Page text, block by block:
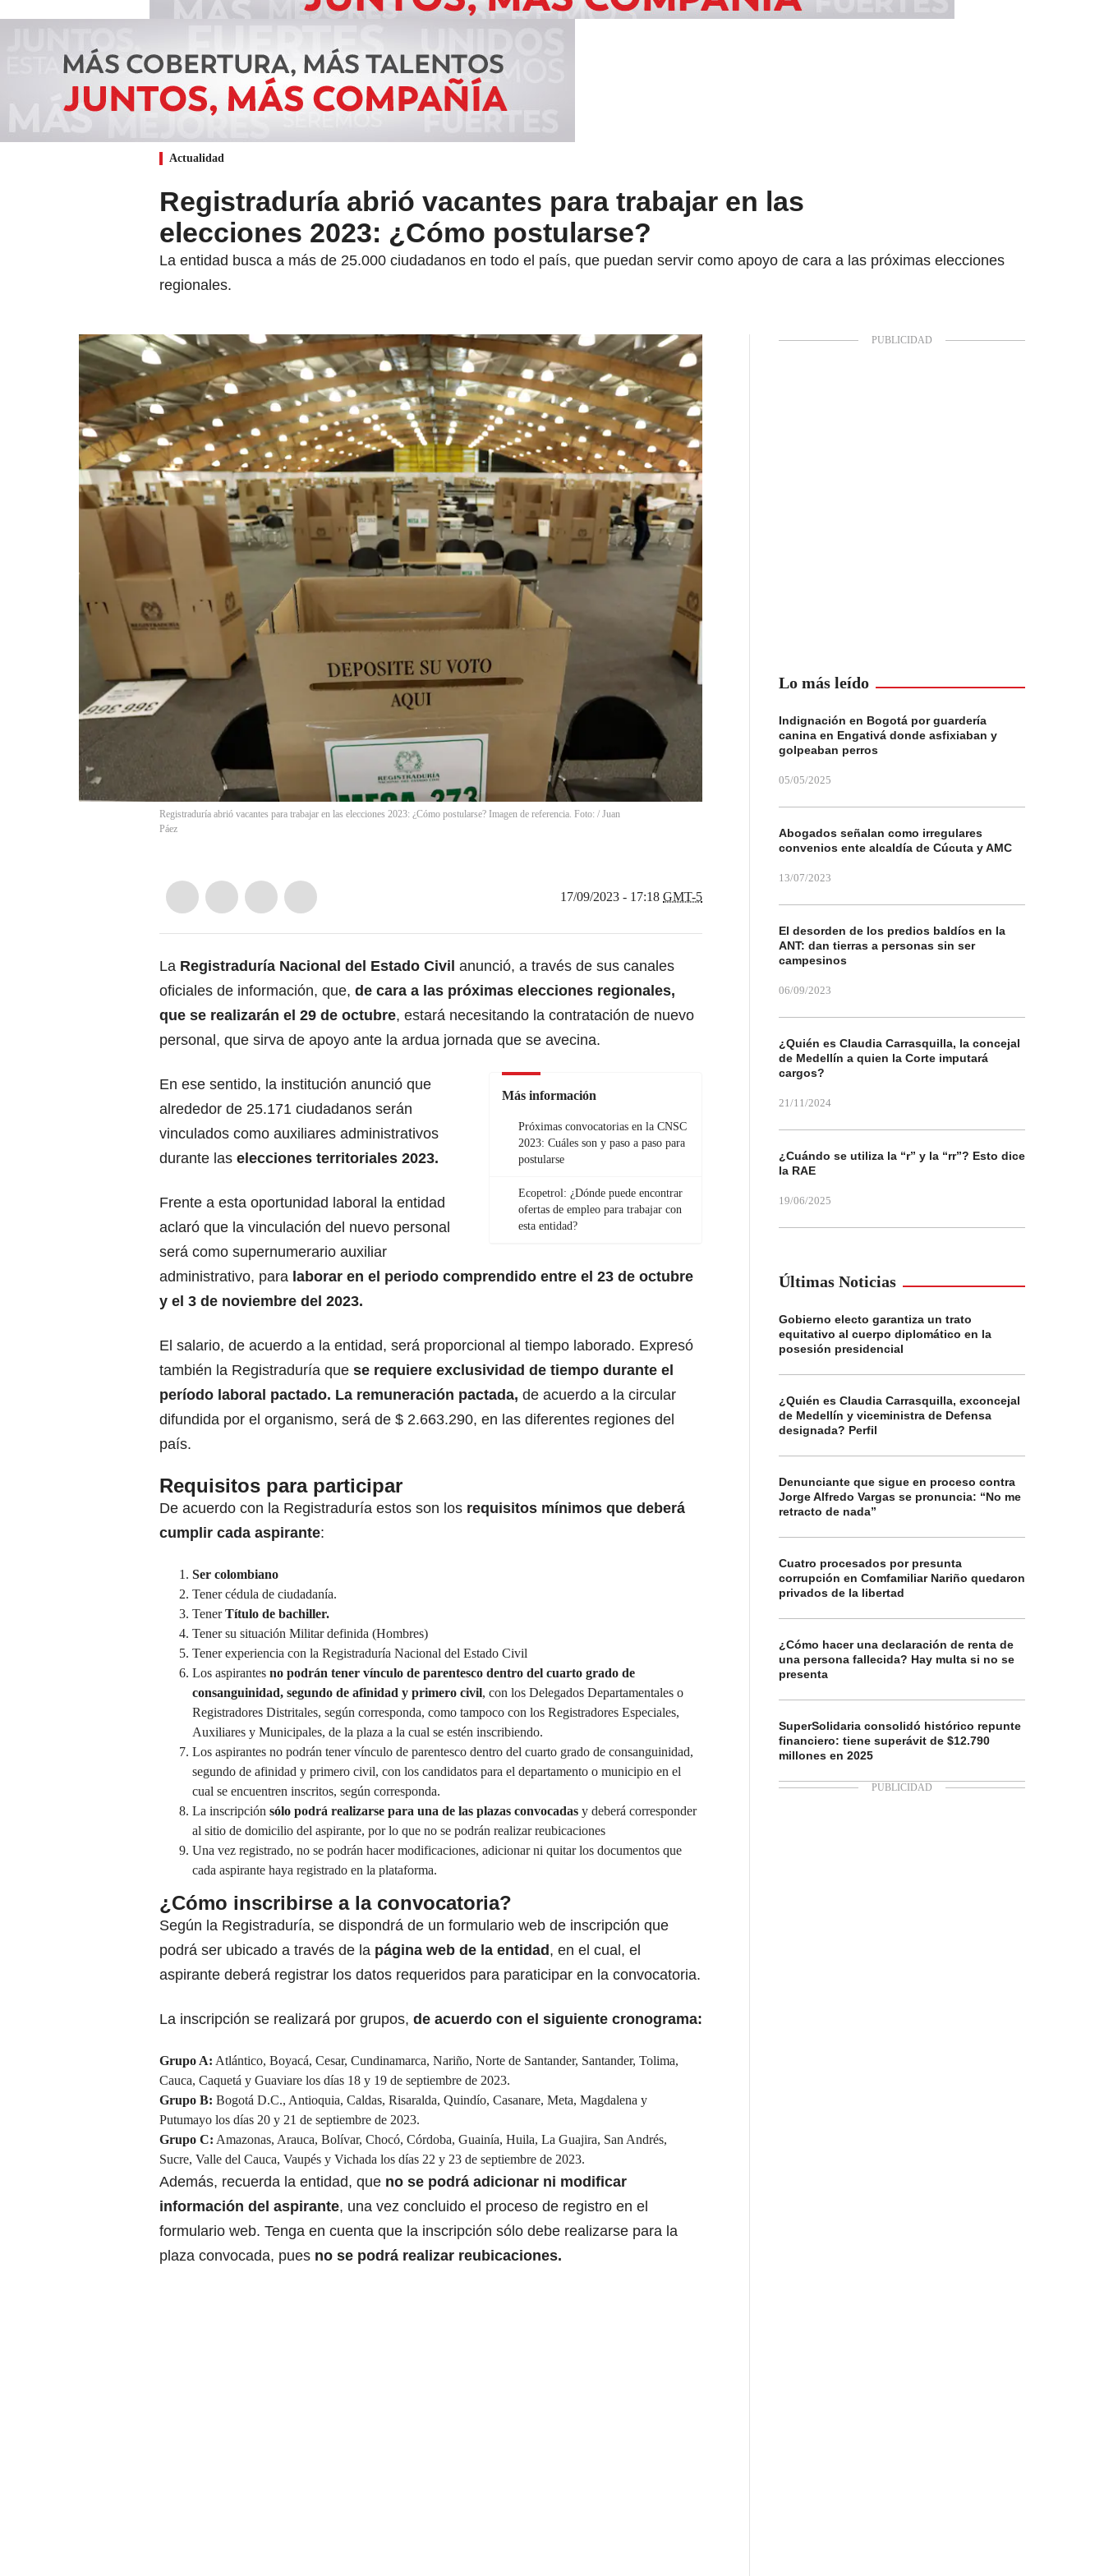
Actualidad
Registraduría abrió vacantes para trabajar en las
elecciones 2023: ¿Cómo postularse?
La entidad busca a más de 25.000 ciudadanos en todo el país, que puedan servir como apoyo de cara a las próximas elecciones
regionales.
Registraduría abrió vacantes para trabajar en las elecciones 2023: ¿Cómo postularse? Imagen de referencia. Foto: / Juan
Páez
17/09/2023 - 17:18 GMT-5
La Registraduría Nacional del Estado Civil anunció, a través de sus canales
oficiales de información, que, de cara a las próximas elecciones regionales,
que se realizarán el 29 de octubre, estará necesitando la contratación de nuevo
personal , que sirva de apoyo ante la ardua jornada que se avecina.
Más información
Próximas convocatorias en la CNSC
2023: Cuáles son y paso a paso para
postularse
Ecopetrol: ¿Dónde puede encontrar
ofertas de empleo para trabajar con
esta entidad?
En ese sentido, la institución anunció que
alrededor de 25.171 ciudadanos serán
vinculados como auxiliares administrativos
durante las elecciones territoriales 2023.
Frente a esta oportunidad laboral la entidad
aclaró que la vinculación del nuevo personal
será como supernumerario auxiliar
administrativo, para laborar en el periodo comprendido entre el 23 de octubre
y el 3 de noviembre del 2023.
El salario, de acuerdo a la entidad, será proporcional al tiempo laborado. Expresó
también la Registraduría que se requiere exclusividad de tiempo durante el
período laboral pactado. La remuneración pactada, de acuerdo a la circular
difundida por el organismo, será de $ 2.663.290, en las diferentes regiones del
país.
Requisitos para participar
De acuerdo con la Registraduría estos son los requisitos mínimos que deberá
cumplir cada aspirante:
Ser colombiano
Tener cédula de ciudadanía.
TenerTítulo de bachiller.
Tener su situación Militar definida (Hombres)
Tener experiencia con la Registraduría Nacional del Estado Civil
Los aspirantes no podrán tener vínculo de parentesco dentro del cuarto grado de
consanguinidad, segundo de afinidad y primero civil, con los Delegados Departamentales o
Registradores Distritales, según corresponda, como tampoco con los Registradores Especiales,
Auxiliares y Municipales, de la plaza a la cual se estén inscribiendo.
Los aspirantes no podrán tener vínculo de parentesco dentro del cuarto grado de consanguinidad,
segundo de afinidad y primero civil, con los candidatos para el departamento o municipio en el
cual se encuentren inscritos, según corresponda.
La inscripción sólo podrá realizarse para una de las plazas convocadas y deberá corresponder
al sitio de domicilio del aspirante, por lo que no se podrán realizar reubicaciones
Una vez registrado, no se podrán hacer modificaciones, adicionar ni quitar los documentos que
cada aspirante haya registrado en la plataforma.
¿Cómo inscribirse a la convocatoria?
Según la Registraduría, se dispondrá de un formulario web de inscripción que
podrá ser ubicado a través de la página web de la entidad , en el cual, el
aspirante deberá registrar los datos requeridos para paraticipar en la convocatoria.
La inscripción se realizará por grupos, de acuerdo con el siguiente cronograma:
Grupo A: Atlántico, Boyacá, Cesar, Cundinamarca, Nariño, Norte de Santander, Santander, Tolima,
Cauca, Caquetá y Guaviare los días 18 y 19 de septiembre de 2023.
Grupo B: Bogotá D.C., Antioquia, Caldas, Risaralda, Quindío, Casanare, Meta, Magdalena y
Putumayo los días 20 y 21 de septiembre de 2023.
Grupo C: Amazonas, Arauca, Bolívar, Chocó, Córdoba, Guainía, Huila, La Guajira, San Andrés,
Sucre, Valle del Cauca, Vaupés y Vichada los días 22 y 23 de septiembre de 2023.
Además, recuerda la entidad, que no se podrá adicionar ni modificar
información del aspirante, una vez concluido el proceso de registro en el
formulario web. Tenga en cuenta que la inscripción sólo debe realizarse para la
plaza convocada, pues no se podrá realizar reubicaciones.
Lo más leído
Indignación en Bogotá por guardería
canina en Engativá donde asfixiaban y
golpeaban perros
05/05/2025
Abogados señalan como irregulares
convenios ente alcaldía de Cúcuta y AMC
13/07/2023
El desorden de los predios baldíos en la
ANT: dan tierras a personas sin ser
campesinos
06/09/2023
¿Quién es Claudia Carrasquilla, la concejal
de Medellín a quien la Corte imputará
cargos?
21/11/2024
¿Cuándo se utiliza la “r” y la “rr”? Esto dice
la RAE
19/06/2025
Últimas Noticias
Gobierno electo garantiza un trato
equitativo al cuerpo diplomático en la
posesión presidencial
¿Quién es Claudia Carrasquilla, exconcejal
de Medellín y viceministra de Defensa
designada? Perfil
Denunciante que sigue en proceso contra
Jorge Alfredo Vargas se pronuncia: “No me
retracto de nada”
Cuatro procesados por presunta
corrupción en Comfamiliar Nariño quedaron
privados de la libertad
¿Cómo hacer una declaración de renta de
una persona fallecida? Hay multa si no se
presenta
SuperSolidaria consolidó histórico repunte
financiero: tiene superávit de $12.790
millones en 2025